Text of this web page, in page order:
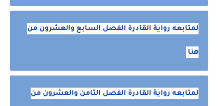
لمتابعه رواية القادرة الفصل السابع والعشرون من
هنا
لمتابعه رواية القادرة الفصل الثامن والعشرون من